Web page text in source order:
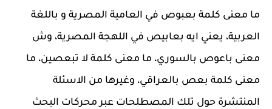
ما معنى كلمة بعبوص في العامية المصرية و باللغة
العربية، يعني ايه بعابيص في اللهجة المصرية، وش
معنى باعوص بالسوري، ما معنى كلمة لا تبعصين، ما
معنى كلمة بعص بالعراقي، وغيرها من الاسئلة
المنتشرة حول تلك المصطلحات عبر محركات البحث